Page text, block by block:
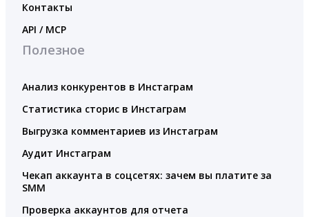
Контакты
API / MCP
Полезное
Анализ конкурентов в Инстаграм
Статистика сторис в Инстаграм
Выгрузка комментариев из Инстаграм
Аудит Инстаграм
Чекап аккаунта в соцсетях: зачем вы платите за
SMM
Проверка аккаунтов для отчета